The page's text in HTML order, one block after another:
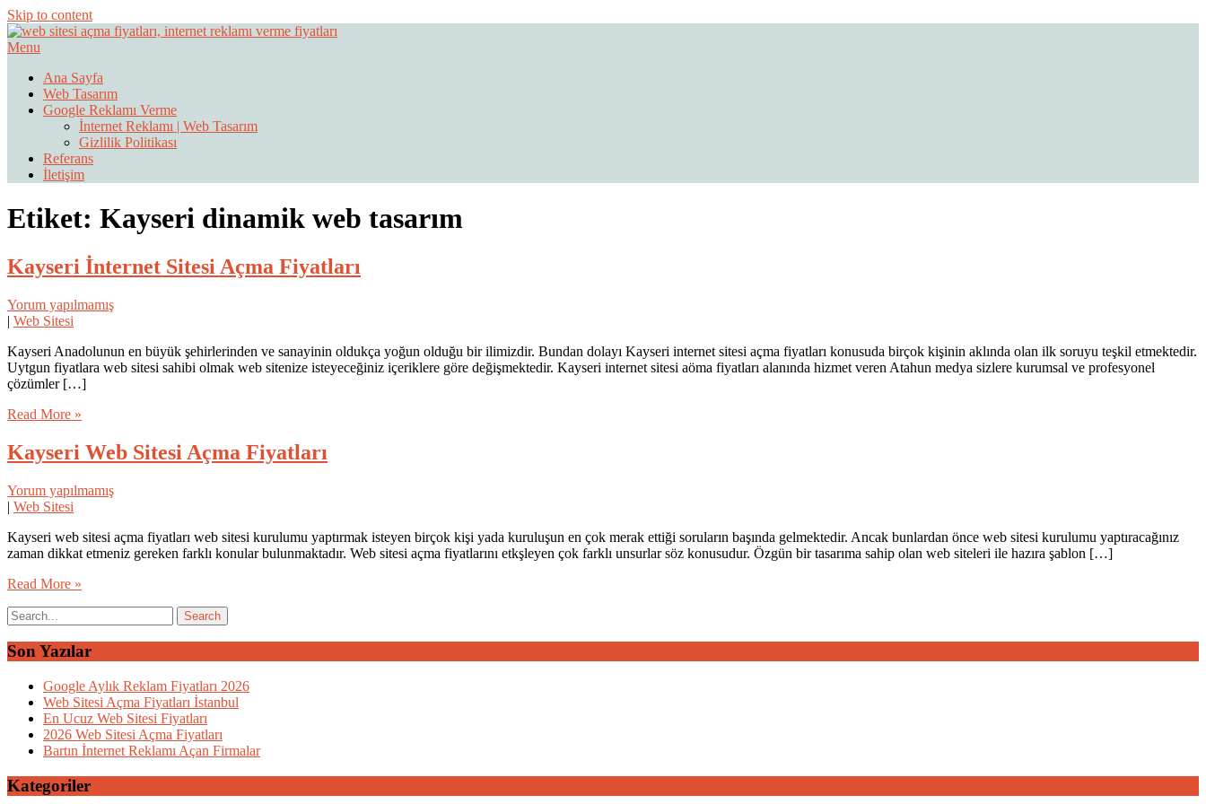
Skip to content
Web Sitesi Açma, İnternet Sitesi Fiyatları
Menu
Ana Sayfa
Web Tasarım
Google Reklamı Verme
İnternet Reklamı | Web Tasarım
Gizlilik Politikası
Referans
İletişim
Etiket: Kayseri dinamik web tasarım
Kayseri İnternet Sitesi Açma Fiyatları
Yorum yapılmamış
| Web Sitesi
Kayseri Anadolunun en büyük şehirlerinden ve sanayinin oldukça yoğun olduğu bir ilimizdir. Bundan dolayı Kayseri internet sitesi açma fiyatları konusuda birçok kişinin aklında olan ilk soruyu teşkil etmektedir.
Uytgun fiyatlara web sitesi sahibi olmak web sitenize isteyeceğiniz içeriklere göre değişmektedir. Kayseri internet sitesi aöma fiyatları alanında hizmet veren Atahun medya sizlere kurumsal ve profesyonel
çözümler […]
Read More »
Kayseri Web Sitesi Açma Fiyatları
Yorum yapılmamış
| Web Sitesi
Kayseri web sitesi açma fiyatları web sitesi kurulumu yaptırmak isteyen birçok kişi yada kuruluşun en çok merak ettiği soruların başında gelmektedir. Ancak bunlardan önce web sitesi kurulumu yaptıracağınız
zaman dikkat etmeniz gereken farklı konular bulunmaktadır. Web sitesi açma fiyatlarını etkşleyen çok farklı unsurlar söz konusudur. Özgün bir tasarıma sahip olan web siteleri ile hazıra şablon […]
Read More »
Son Yazılar
Google Aylık Reklam Fiyatları 2026
Web Sitesi Açma Fiyatları İstanbul
En Ucuz Web Sitesi Fiyatları
2026 Web Sitesi Açma Fiyatları
Bartın İnternet Reklamı Açan Firmalar
Kategoriler